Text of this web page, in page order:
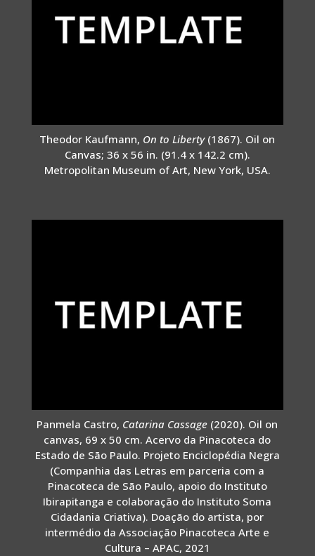
Theodor Kaufmann, On to Liberty(1867). Oil on
Canvas; 36 x 56 in. (91.4 x 142.2 cm).
Metropolitan Museum of Art, New York, USA.
Panmela Castro, Catarina Cassage (2020). Oil on
canvas, 69 x 50 cm. Acervo da Pinacoteca do
Estado de São Paulo. Projeto Enciclopédia Negra
(Companhia das Letras em parceria com a
Pinacoteca de São Paulo, apoio do Instituto
Ibirapitanga e colaboração do Instituto Soma
Cidadania Criativa). Doação do artista, por
intermédio da Associação Pinacoteca Arte e
Cultura – APAC, 2021